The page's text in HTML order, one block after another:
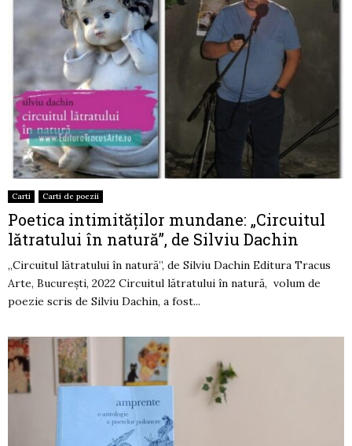
Carti Carti de poezii
Poetica intimităților mundane: „Circuitul
lătratului în natură”, de Silviu Dachin
„Circuitul lătratului în natură”, de Silviu Dachin Editura Tracus
Arte, București, 2022 Circuitul lătratului în natură, volum de
poezie scris de Silviu Dachin, a fost...